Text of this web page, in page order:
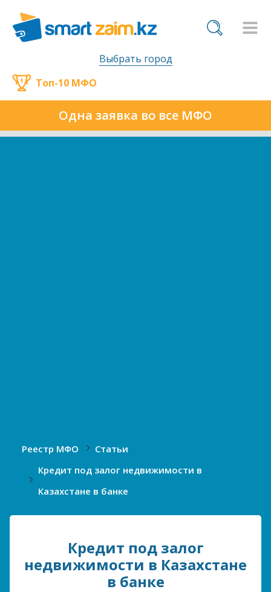
Выбрать город
Одна заявка во все МФО
Топ-10 МФО
Реестр МФО
Статьи
Кредит под залог недвижимости в
Казахстане в банке
Кредит под залог
недвижимости в Казахстане
в банке